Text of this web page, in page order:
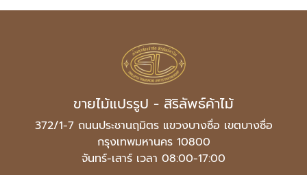
ขายไม้แปรรูป - สิริลัพธ์ค้าไม้
372/1-7 ถนนประชานฤมิตร แขวงบางซื่อ เขตบางซื่อ
กรุงเทพมหานคร 10800
จันทร์-เสาร์ เวลา 08:00-17:00